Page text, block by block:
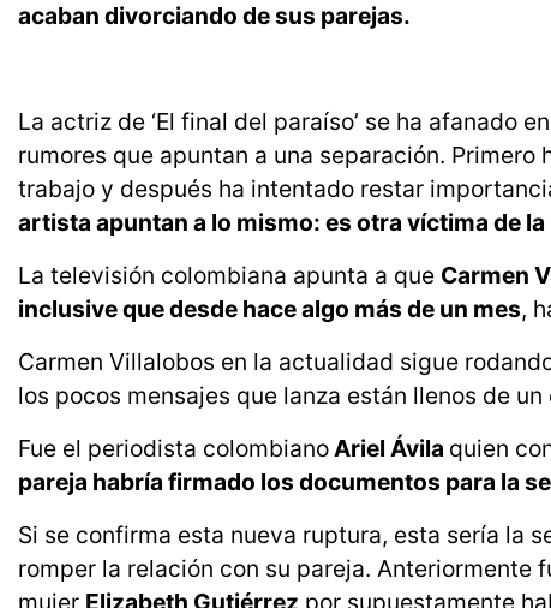
acaban divorciando de sus parejas.
La actriz de ‘El final del paraíso’ se ha afanado
rumores que apuntan a una separación.
trabajo y después ha intentado restar
artista apuntan a lo mismo: es otra víctima de
La televisión colombiana apunta a que Carmen
inclusive que desde hace algo más de un mes,
Carmen Villalobos en la actualidad sigue
los pocos mensajes que lanza están llenos de
Fue el periodista colombianoAriel Ávila quien
pareja habría firmado los documentos para la
Si se confirma esta nueva ruptura, esta sería la
romper la relación con su pareja. Anteriormente